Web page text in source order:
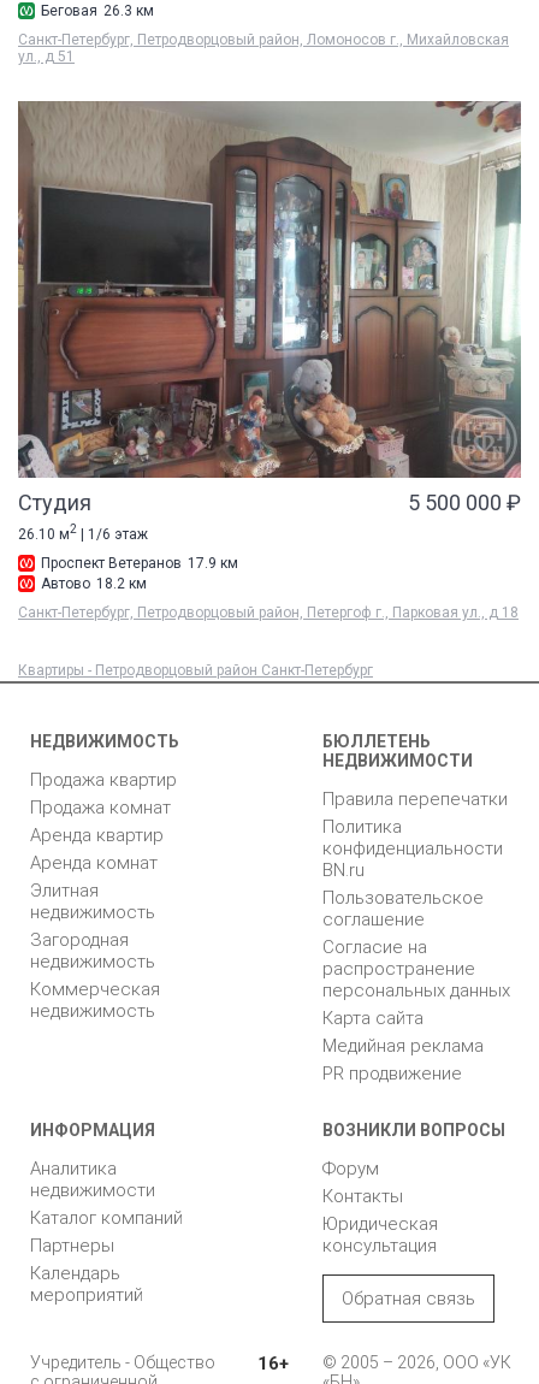
Беговая 26.3 км
Санкт-Петербург, Петродворцовый район, Ломоносов г., Михайловская
ул., д 51
Студия 5 500 000 ₽
26.10 м2
| 1/6 этаж
Проспект Ветеранов 17.9 км
Автово 18.2 км
Санкт-Петербург, Петродворцовый район, Петергоф г., Парковая ул., д 18
Квартиры - Петродворцовый район Санкт-Петербург
НЕДВИЖИМОСТЬ
Продажа квартир
Продажа комнат
Аренда квартир
Аренда комнат
Элитная
недвижимость
Загородная
недвижимость
Коммерческая
недвижимость
БЮЛЛЕТЕНЬ
НЕДВИЖИМОСТИ
Правила перепечатки
Политика
конфиденциальности
BN.ru
Пользовательское
соглашение
Согласие на
распространение
персональных данных
Карта сайта
Медийная реклама
PR продвижение
ИНФОРМАЦИЯ
Аналитика
недвижимости
Каталог компаний
Партнеры
Календарь
мероприятий
ВОЗНИКЛИ ВОПРОСЫ
Форум
Контакты
Юридическая
консультация
Обратная связь
Учредитель - Общество
16+
© 2005 – 2026, ООО «УК